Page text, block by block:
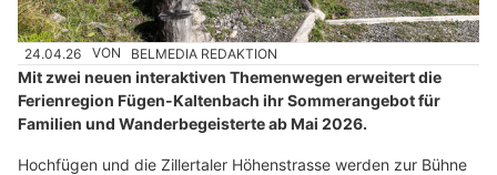
24.04.26 VON BELMEDIA REDAKTION
Mit zwei neuen interaktiven Themenwegen erweitert die
Ferienregion Fügen-Kaltenbach ihr Sommerangebot für
Familien und Wanderbegeisterte ab Mai 2026.
Hochfügen und die Zillertaler Höhenstrasse werden zur Bühne